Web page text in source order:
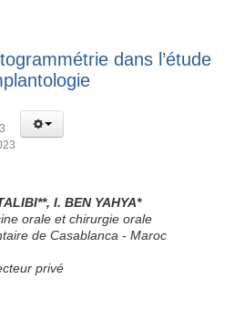
dans l’étude
I. BEN YAHYA*
orale et chirurgie orale
de Casablanca - Maroc
privé